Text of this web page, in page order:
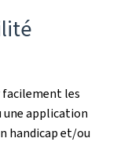
les
application
handicap et/ou